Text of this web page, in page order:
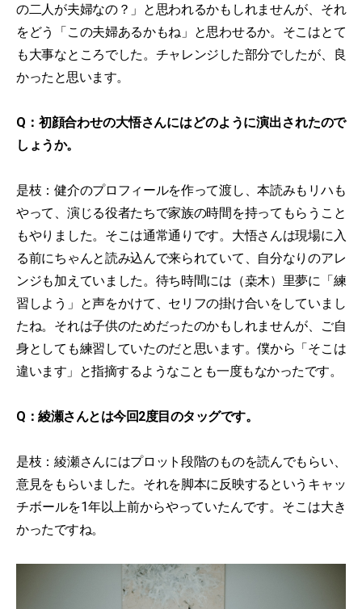
の二人が夫婦なの？」と思われるかもしれませんが、それ
をどう「この夫婦あるかもね」と思わせるか。そこはとて
も大事なところでした。チャレンジした部分でしたが、良
かったと思います。
Q：初顔合わせの大悟さんにはどのように演出されたので
しょうか。
是枝：健介のプロフィールを作って渡し、本読みもリハも
やって、演じる役者たちで家族の時間を持ってもらうこと
もやりました。そこは通常通りです。大悟さんは現場に入
る前にちゃんと読み込んで来られていて、自分なりのアレ
ンジも加えていました。待ち時間には（桒木）里夢に「練
習しよう」と声をかけて、セリフの掛け合いをしていまし
たね。それは子供のためだったのかもしれませんが、ご自
身としても練習していたのだと思います。僕から「そこは
違います」と指摘するようなことも一度もなかったです。
Q：綾瀬さんとは今回2度目のタッグです。
是枝：綾瀬さんにはプロット段階のものを読んでもらい、
意見をもらいました。それを脚本に反映するというキャッ
チボールを1年以上前からやっていたんです。そこは大き
かったですね。